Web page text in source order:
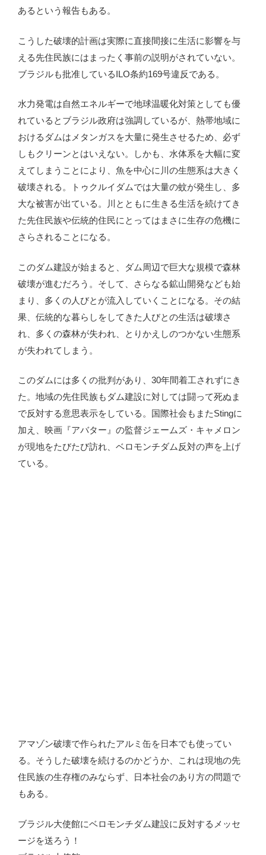
あるという報告もある。
こうした破壊的計画は実際に直接間接に生活に影響を与
える先住民族にはまったく事前の説明がされていない。
ブラジルも批准しているILO条約169号違反である。
水力発電は自然エネルギーで地球温暖化対策としても優
れているとブラジル政府は強調しているが、熱帯地域に
おけるダムはメタンガスを大量に発生させるため、必ず
しもクリーンとはいえない。しかも、水体系を大幅に変
えてしまうことにより、魚を中心に川の生態系は大きく
破壊される。トゥクルイダムでは大量の蚊が発生し、多
大な被害が出ている。川とともに生きる生活を続けてき
た先住民族や伝統的住民にとってはまさに生存の危機に
さらされることになる。
このダム建設が始まると、ダム周辺で巨大な規模で森林
破壊が進むだろう。そして、さらなる鉱山開発なども始
まり、多くの人びとが流入していくことになる。その結
果、伝統的な暮らしをしてきた人びとの生活は破壊さ
れ、多くの森林が失われ、とりかえしのつかない生態系
が失われてしまう。
このダムには多くの批判があり、30年間着工されずにき
た。地域の先住民族もダム建設に対しては闘って死ぬま
で反対する意思表示をしている。国際社会もまたStingに
加え、映画『アバター』の監督ジェームズ・キャメロン
が現地をたびたび訪れ、ベロモンチダム反対の声を上げ
ている。
アマゾン破壊で作られたアルミ缶を日本でも使ってい
る。そうした破壊を続けるのかどうか、これは現地の先
住民族の生存権のみならず、日本社会のあり方の問題で
もある。
ブラジル大使館にベロモンチダム建設に反対するメッセ
ージを送ろう！